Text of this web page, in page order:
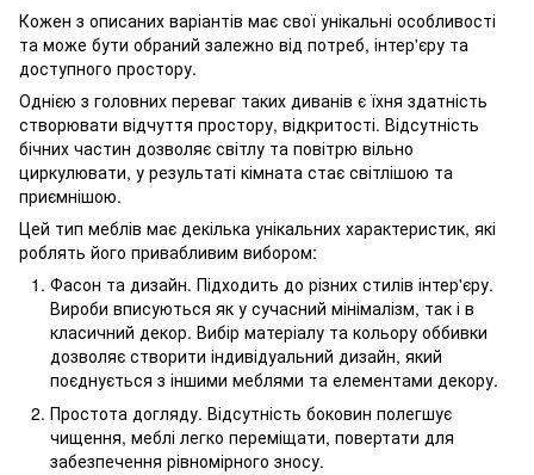
Кожен з описаних варіантів має свої унікальні особливості
та може бути обраний залежно від потреб, інтер'єру та
доступного простору.
Однією з головних переваг таких диванів є їхня здатність
створювати відчуття простору, відкритості. Відсутність
бічних частин дозволяє світлу та повітрю вільно
циркулювати, у результаті кімната стає світлішою та
приємнішою.
Цей тип меблів має декілька унікальних характеристик, які
роблять його привабливим вибором:
Фасон та дизайн. Підходить до різних стилів інтер'єру.
Вироби вписуються як у сучасний мінімалізм, так і в
класичний декор. Вибір матеріалу та кольору оббивки
дозволяє створити індивідуальний дизайн, який
поєднується з іншими меблями та елементами декору.
Простота догляду. Відсутність боковин полегшує
чищення, меблі легко переміщати, повертати для
забезпечення рівномірного зносу.